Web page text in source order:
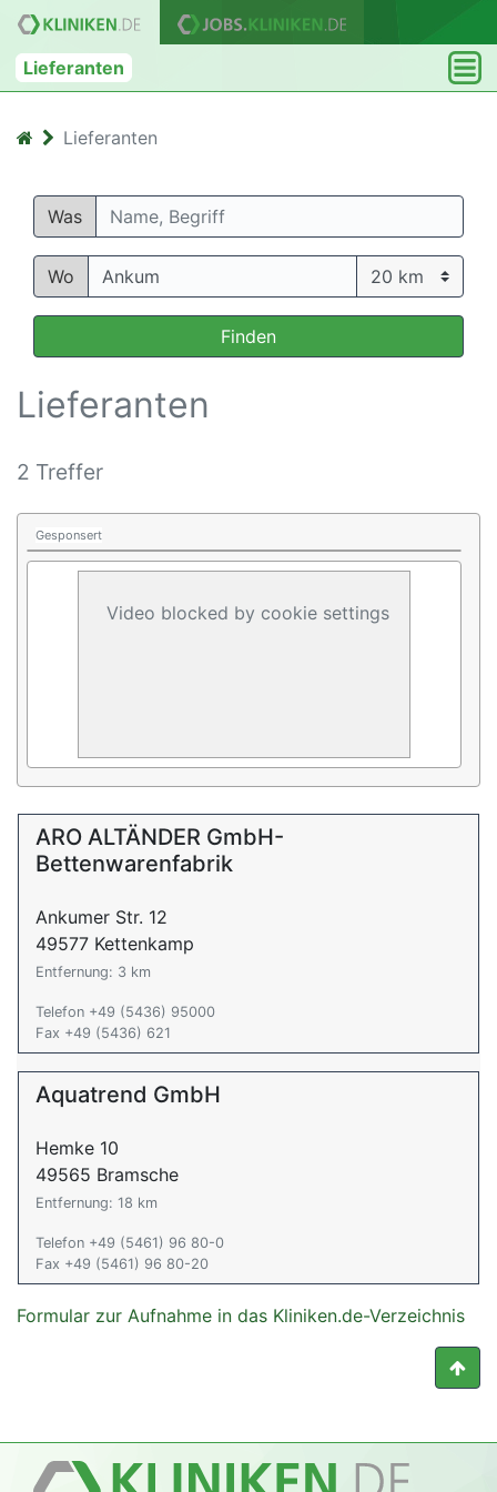
Lieferanten
Lieferanten
Was
Wo
Finden
Lieferanten
2 Treffer
Gesponsert
Video blocked by cookie settings
ARO ALTÄNDER GmbH-
Bettenwarenfabrik
Ankumer Str. 12
49577 Kettenkamp
Entfernung: 3 km
Telefon +49 (5436) 95000
Fax +49 (5436) 621
Aquatrend GmbH
Hemke 10
49565 Bramsche
Entfernung: 18 km
Telefon +49 (5461) 96 80-0
Fax +49 (5461) 96 80-20
Formular zur Aufnahme in das Kliniken.de-Verzeichnis